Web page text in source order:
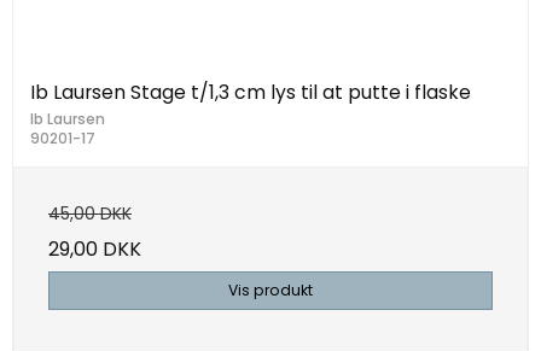
Ib Laursen Stage t/1,3 cm lys til at putte i flaske
Ib Laursen
90201-17
45,00 DKK
29,00 DKK
Vis produkt